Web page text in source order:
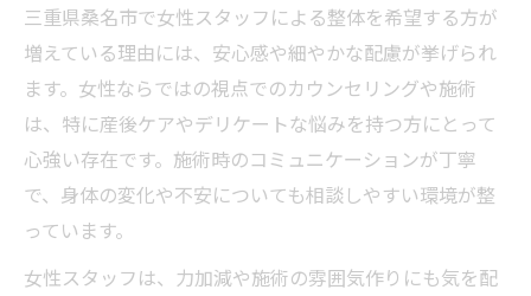
三重県桑名市で女性スタッフによる整体を希望する方が
増えている理由には、安心感や細やかな配慮が挙げられ
ます。女性ならではの視点でのカウンセリングや施術
は、特に産後ケアやデリケートな悩みを持つ方にとって
心強い存在です。施術時のコミュニケーションが丁寧
で、身体の変化や不安についても相談しやすい環境が整
っています。
女性スタッフは、力加減や施術の雰囲気作りにも気を配